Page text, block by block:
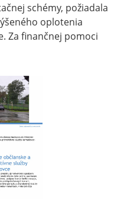
schémy, požiadala
oplotenia
Za finančnej pomoci